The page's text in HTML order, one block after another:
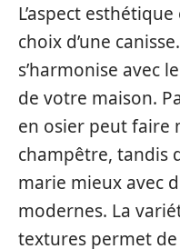
L’aspect
choix d’une
s’harmonise avec
de votre maison.
en osier peut faire
champêtre, tandis
marie mieux avec
modernes. La
textures permet